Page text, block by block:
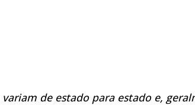
de estado para estado e,